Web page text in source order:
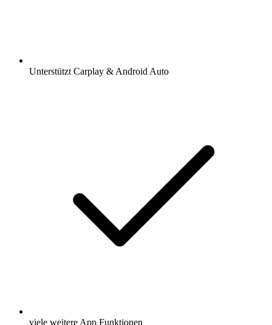
Unterstützt Carplay & Android Auto
viele weitere App Funktionen